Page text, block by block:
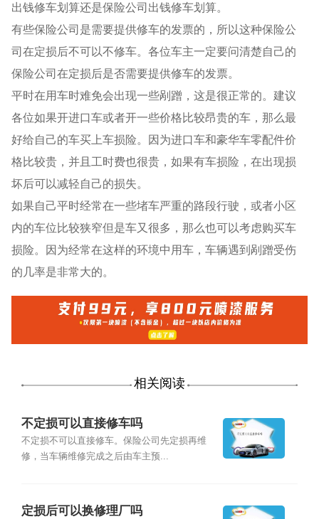
出钱修车划算还是保险公司出钱修车划算。
有些保险公司是需要提供修车的发票的，所以这种保险公
司在定损后不可以不修车。各位车主一定要问清楚自己的
保险公司在定损后是否需要提供修车的发票。
平时在用车时难免会出现一些剐蹭，这是很正常的。建议
各位如果开进口车或者开一些价格比较昂贵的车，那么最
好给自己的车买上车损险。因为进口车和豪华车零配件价
格比较贵，并且工时费也很贵，如果有车损险，在出现损
坏后可以减轻自己的损失。
如果自己平时经常在一些堵车严重的路段行驶，或者小区
内的车位比较狭窄但是车又很多，那么也可以考虑购买车
损险。因为经常在这样的环境中用车，车辆遇到剐蹭受伤
的几率是非常大的。
相关阅读
不定损可以直接修车吗
不定损不可以直接修车。保险公司先定损再维
修，当车辆维修完成之后由车主预...
定损后可以换修理厂吗